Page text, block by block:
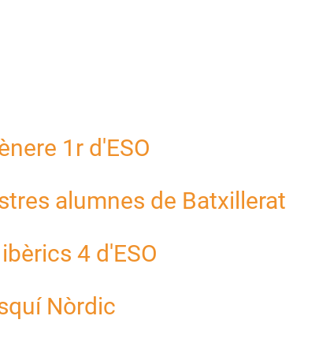
1r d'ESO
alumnes de Batxillerat
4 d'ESO
Nòrdic